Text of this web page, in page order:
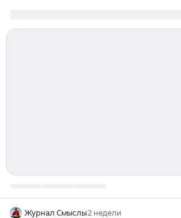
Журнал Смыслы2 недели